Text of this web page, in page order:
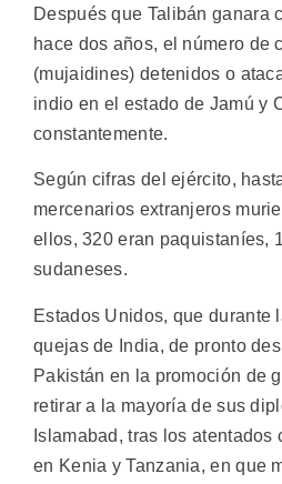
Después que Talibán ganara
hace dos años, el número de
(mujaidines) detenidos o
indio en el estado de Jamú y
constantemente.
Según cifras del ejército,
mercenarios extranjeros
ellos, 320 eran paquistaníes,
sudaneses.
Estados Unidos, que durante
quejas de India, de pronto
Pakistán en la promoción de
retirar a la mayoría de sus
Islamabad, tras los
en Kenia y Tanzania, en que